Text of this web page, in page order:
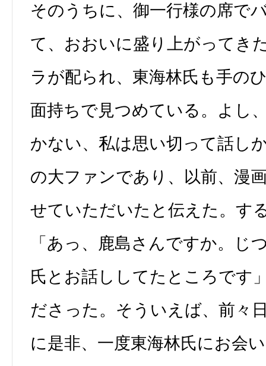
そのうちに、御一行様の席で
て、おおいに盛り上がってき
ラが配られ、東海林氏も手の
面持ちで見つめている。よし
かない、私は思い切って話し
の大ファンであり、以前、漫
せていただいたと伝えた。す
「あっ、鹿島さんですか。じ
氏とお話ししてたところです
ださった。そういえば、前々
に是非、一度東海林氏にお会